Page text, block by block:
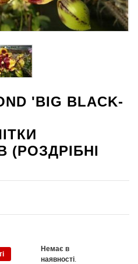
'BIG BLACK-
(РОЗДРІБНІ
Немає в
наявності.